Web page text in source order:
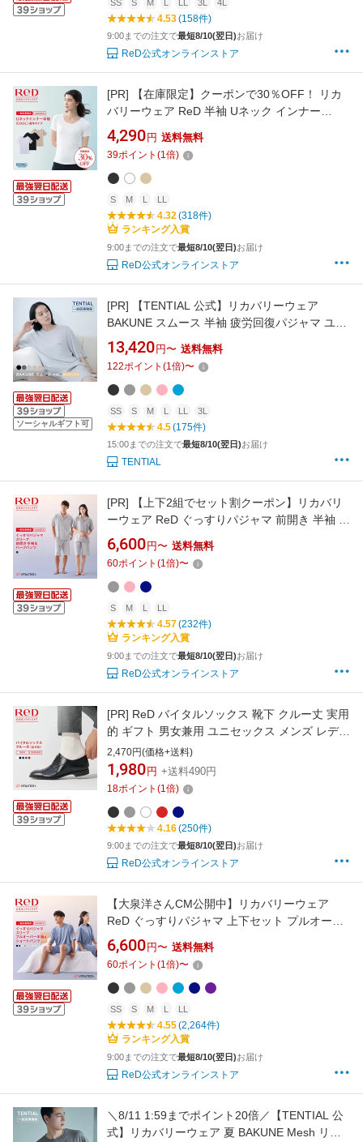
SS S M L LL 3L 4L
4.53(158件)
9:00までの注文で最短8/10(翌日)お届け
ReD公式オンラインストア
[PR]
【在庫限定】クーポンで30％OFF！ リカ
バリーウェア ReD 半袖 Uネック インナー
(COOL) 通年タイプ レディース 女性 夏 夏用 血
行促進 疲労回復 下着 薄手 誕生日 プレゼント
ギフト 一般医療機器 大きいサイズ レッド公式
4,290 円 送料無料
39ポイント (1倍)
S M L LL
4.32(318件)
ランキング入賞
9:00までの注文で最短8/10(翌日)お届け
ReD公式オンラインストア
ソーシャルギフト可
[PR]
【TENTIAL 公式】リカバリーウェア
BAKUNE スムース 半袖 疲労回復パジャマ ユニ
セックス 上下セット 半袖 半ズボン テンシャル
バクネ リカバリーウェア 夏用 ルームウェア 部
屋着 健康 プレゼント 一般医療機器 血行促進 リ
カバリーウエア レディース 半袖
13,420 円〜 送料無料
122ポイント (1倍)〜
SS S M L LL 3L
4.5(175件)
15:00までの注文で最短8/10(翌日)お届け
TENTIAL
[PR]
【上下2組でセット割クーポン】リカバリ
ーウェア ReD ぐっすりパジャマ 前開き 半袖 半
ズボン 上下セット 血行促進 疲労回復 前あき ル
ームウェア メンズ レディース 男女兼用 誕生日
プレゼント ギフト リカバリーパジャマ 一般医
療機器
6,600 円〜 送料無料
60ポイント (1倍)〜
S M L LL
4.57(232件)
ランキング入賞
9:00までの注文で最短8/10(翌日)お届け
ReD公式オンラインストア
[PR] ReD バイタルソックス 靴下 クルー丈 実用
的 ギフト 男女兼用 ユニセックス メンズ レディ
ース 冬 夏 オールシーズン対応 ビジネス プレゼ
ント 誕生日 プレゼント レッド公式
2,470円(価格+送料)
1,980 円 +送料490円
18ポイント (1倍)
4.16(250件)
9:00までの注文で最短8/10(翌日)お届け
ReD公式オンラインストア
【大泉洋さんCM公開中】リカバリーウェア
ReD ぐっすりパジャマ 上下セット プルオーバ
ー 半袖 半ズボン 血行促進 疲労回復 夏用 メン
ズ レディース 男女兼用 誕生日 ギフト ルームウ
ェア リカバリーパジャマ 一般医療機器
6,600 円〜 送料無料
60ポイント (1倍)〜
SS S M L LL
4.55(2,264件)
ランキング入賞
9:00までの注文で最短8/10(翌日)お届け
ReD公式オンラインストア
＼8/11 1:59までポイント20倍／【TENTIAL 公
式】リカバリーウェア 夏 BAKUNE Mesh リカ